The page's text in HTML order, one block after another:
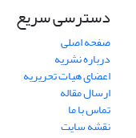
دسترسی سریع
صفحه اصلی
درباره نشریه
اعضای هیات تحریریه
ارسال مقاله
تماس با ما
نقشه سایت